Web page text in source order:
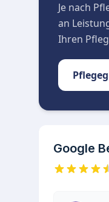
Je nach
an
Ihren
Google